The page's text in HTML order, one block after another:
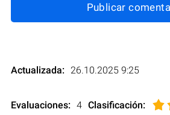
Publicar
Actualizada: 26.10.2025 9:25
Evaluaciones: 4 Clasificación: